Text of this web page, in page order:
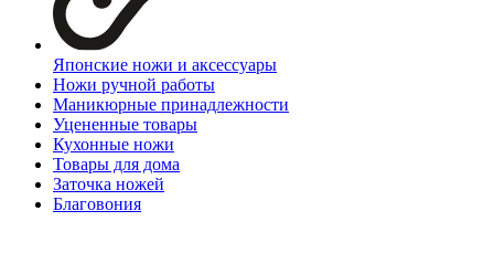
Японские ножи и аксессуары
Ножи ручной работы
Маникюрные принадлежности
Уцененные товары
Кухонные ножи
Товары для дома
Заточка ножей
Благовония